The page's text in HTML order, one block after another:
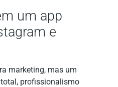
um app
e
marketing, mas um
profissionalismo